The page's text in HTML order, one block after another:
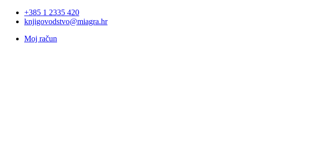
+385 1 2335 420
knjigovodstvo@miagra.hr
Moj račun